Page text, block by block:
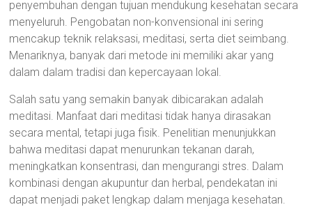
penyembuhan dengan tujuan mendukung kesehatan secara
menyeluruh. Pengobatan non-konvensional ini sering
mencakup teknik relaksasi, meditasi, serta diet seimbang.
Menariknya, banyak dari metode ini memiliki akar yang
dalam dalam tradisi dan kepercayaan lokal.
Salah satu yang semakin banyak dibicarakan adalah
meditasi. Manfaat dari meditasi tidak hanya dirasakan
secara mental, tetapi juga fisik. Penelitian menunjukkan
bahwa meditasi dapat menurunkan tekanan darah,
meningkatkan konsentrasi, dan mengurangi stres. Dalam
kombinasi dengan akupuntur dan herbal, pendekatan ini
dapat menjadi paket lengkap dalam menjaga kesehatan.